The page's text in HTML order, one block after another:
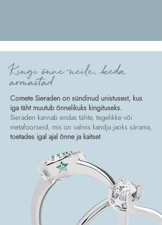
Kingi õnne neile, keda
armastad
Comete Sieraden on sündinud unistusest, kus
iga täht muutub õnnelikuks kingituseks.
Sieraden kannab endas tähte, tegelikke või
metafoorseid, mis on valmis kandja jaoks särama,
toetades igal ajal õnne ja kaitset.